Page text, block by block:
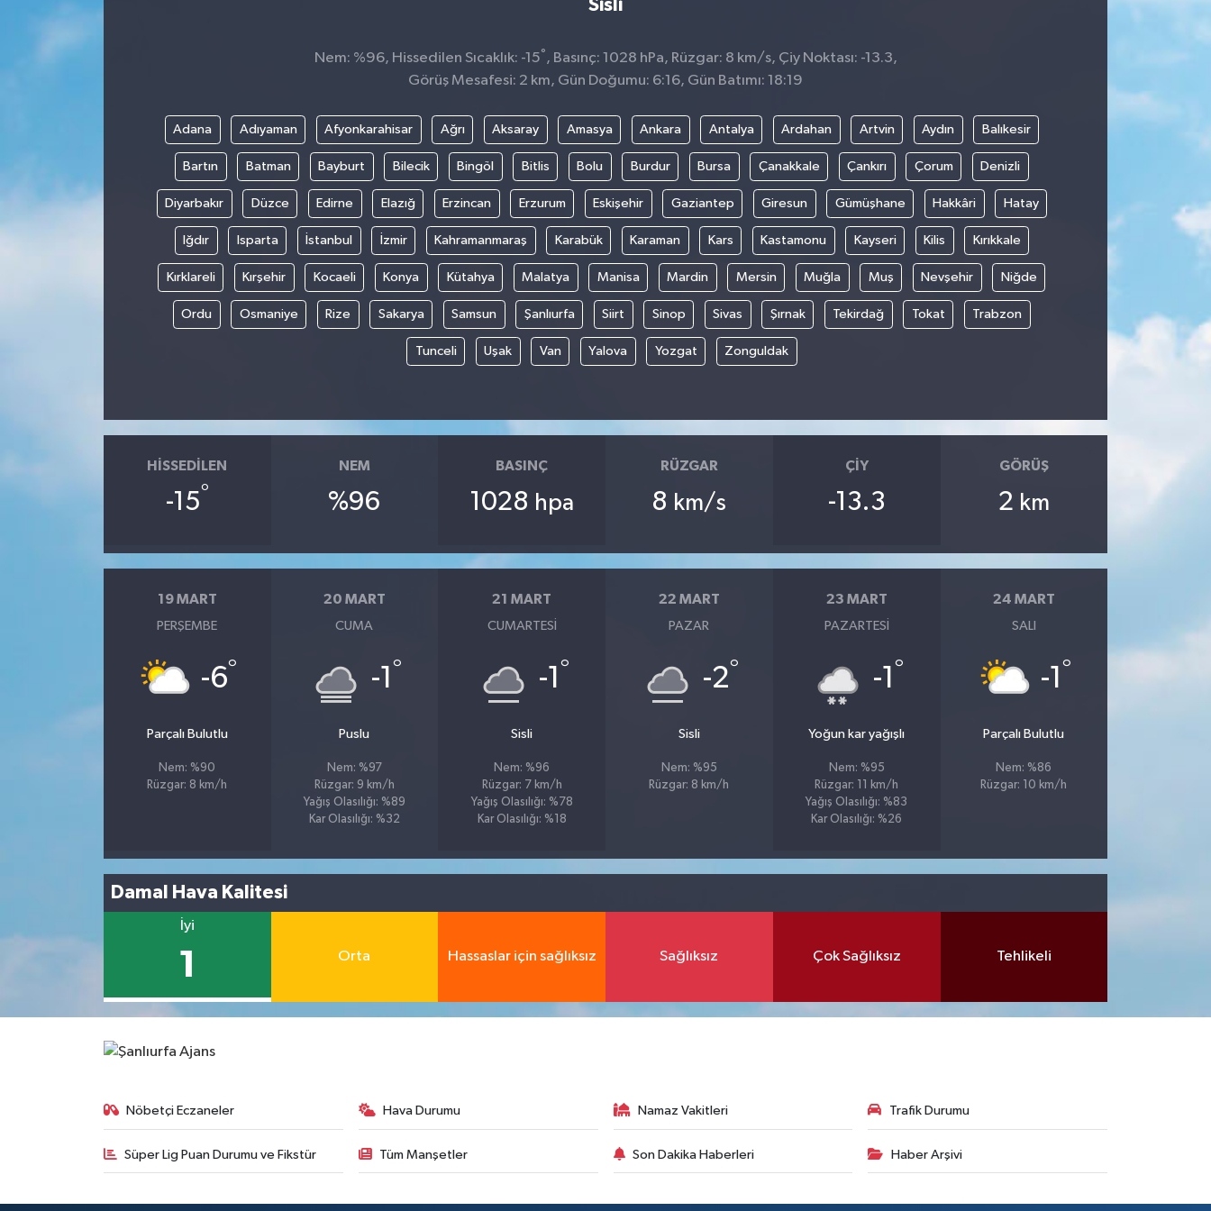
Sisli
Nem: %96, Hissedilen Sıcaklık: -15° , Basınç: 1028 hPa, Rüzgar: 8 km/s, Çiy Noktası: -13.3,
Görüş Mesafesi: 2 km, Gün Doğumu: 6:16, Gün Batımı: 18:19
Adana Adıyaman Afyonkarahisar Ağrı Aksaray Amasya Ankara Antalya Ardahan Artvin Aydın Balıkesir
Bartın Batman Bayburt Bilecik Bingöl Bitlis Bolu Burdur Bursa Çanakkale Çankırı Çorum Denizli
Diyarbakır Düzce Edirne Elazığ Erzincan Erzurum Eskişehir Gaziantep Giresun Gümüşhane Hakkâri Hatay
Iğdır Isparta İstanbul İzmir Kahramanmaraş Karabük Karaman Kars Kastamonu Kayseri Kilis Kırıkkale
Kırklareli Kırşehir Kocaeli Konya Kütahya Malatya Manisa Mardin Mersin Muğla Muş Nevşehir Niğde
Ordu Osmaniye Rize Sakarya Samsun Şanlıurfa Siirt Sinop Sivas Şırnak Tekirdağ Tokat Trabzon
Tunceli Uşak Van Yalova Yozgat Zonguldak
HISSEDILEN
-15°
NEM
%96
BASINÇ
1028 hpa
RÜZGAR
8 km/s
ÇIY
-13.3
GÖRÜŞ
2 km
19 MART
PERŞEMBE
-6°
Parçalı Bulutlu
Nem: %90
Rüzgar: 8 km/h
20 MART
CUMA
-1 °
Puslu
Nem: %97
Rüzgar: 9 km/h
Yağış Olasılığı: %89
Kar Olasılığı: %32
21 MART
CUMARTESI
-1 °
Sisli
Nem: %96
Rüzgar: 7 km/h
Yağış Olasılığı: %78
Kar Olasılığı: %18
22 MART
PAZAR
-2°
Sisli
Nem: %95
Rüzgar: 8 km/h
23 MART
PAZARTESI
-1 °
Yoğun kar yağışlı
Nem: %95
Rüzgar: 11 km/h
Yağış Olasılığı: %83
Kar Olasılığı: %26
24 MART
SALI
-1 °
Parçalı Bulutlu
Nem: %86
Rüzgar: 10 km/h
Damal Hava Kalitesi
İyi
1 Orta Hassaslar için sağlıksız Sağlıksız Çok Sağlıksız Tehlikeli
Nöbetçi Eczaneler Hava Durumu Namaz Vakitleri Trafik Durumu
Süper Lig Puan Durumu ve Fikstür Tüm Manşetler Son Dakika Haberleri Haber Arşivi